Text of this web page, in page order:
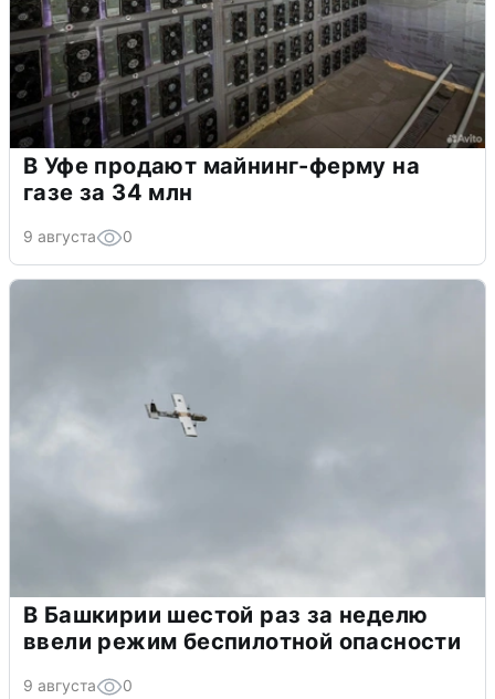
В Уфе продают майнинг-ферму на
газе за 34 млн
9 августа 0
В Башкирии шестой раз за неделю
ввели режим беспилотной опасности
9 августа 0